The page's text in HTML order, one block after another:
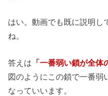
はい。動画でも既に説明し
ね。
答えは 「一番弱い鎖が全体
図のようにこの鎖で一番弱
なっていいます。